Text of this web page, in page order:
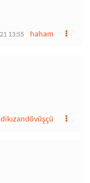
haham
13:55